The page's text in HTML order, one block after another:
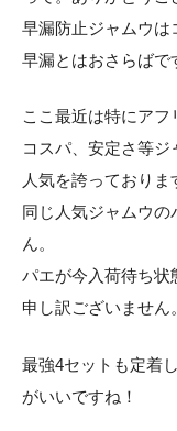
早漏防止ジャムウは
早漏とはおさらばで
ここ最近は特にアフ
コスパ、安定さ等
人気を誇っておりま
同じ人気ジャムウ
ん。
パエが今入荷待ち状
申し訳ございません。
最強4セットも定着
がいいですね！